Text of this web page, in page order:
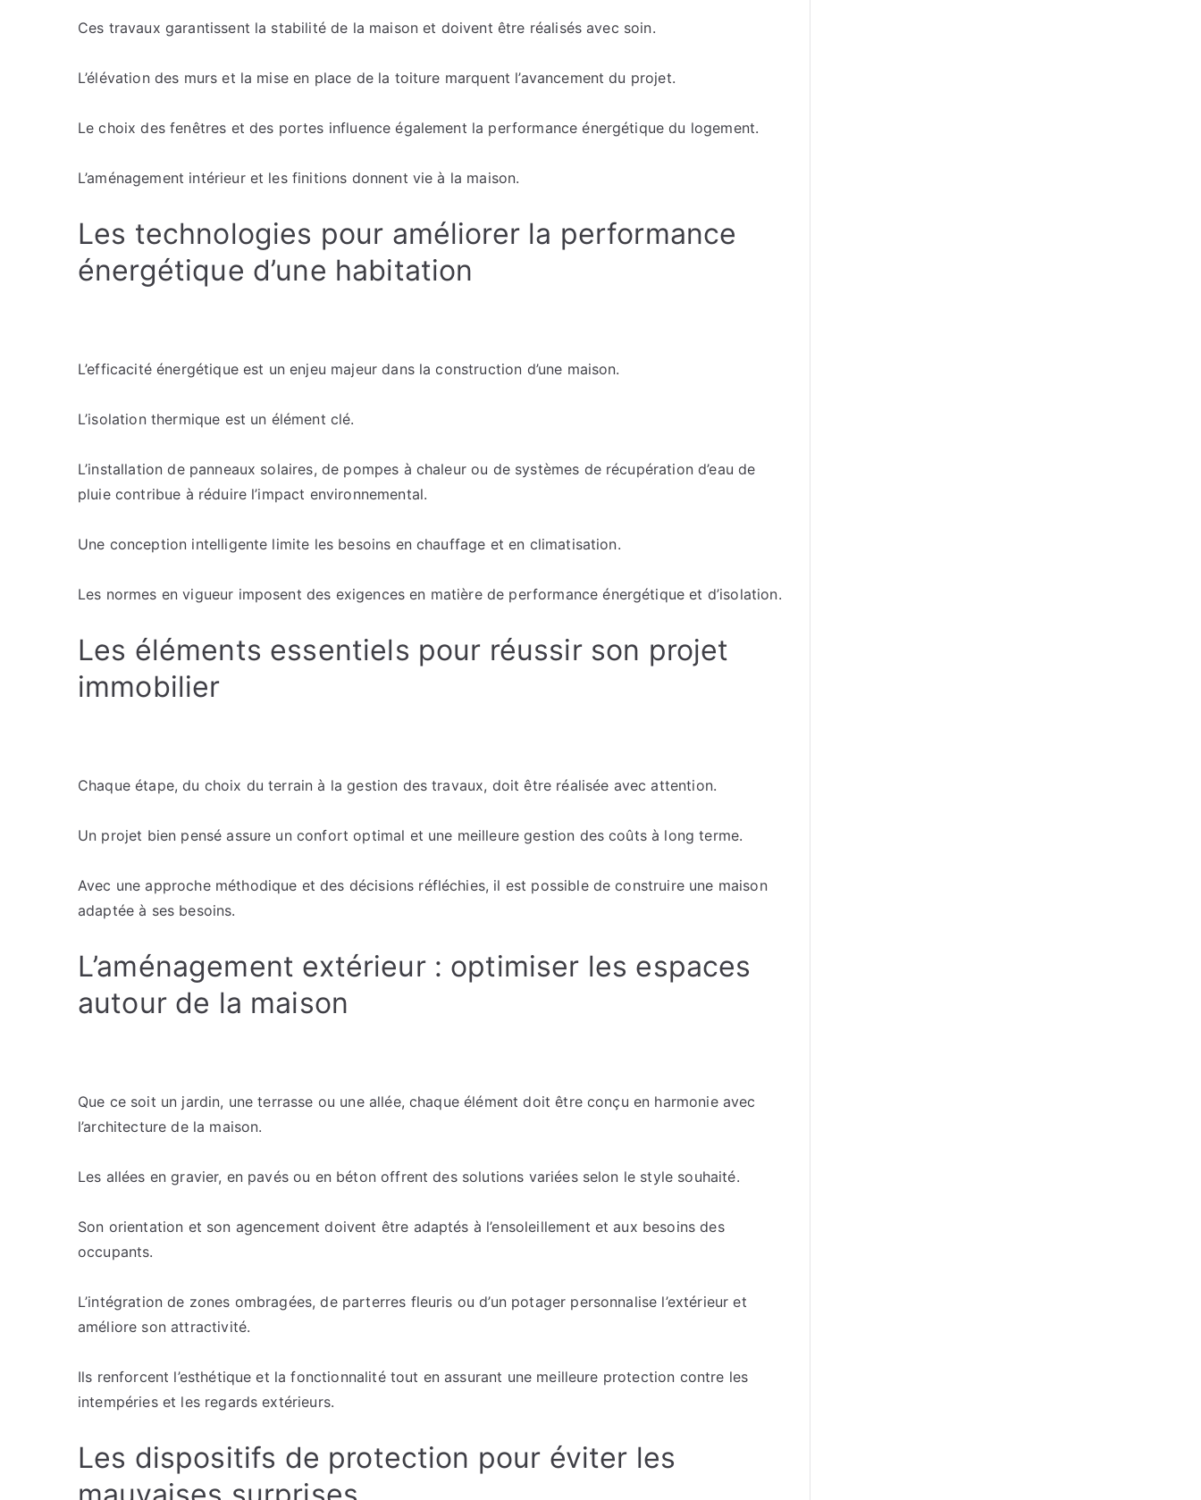
Ces travaux garantissent la stabilité de la maison et doivent être réalisés avec soin.
L’élévation des murs et la mise en place de la toiture marquent l’avancement du projet.
Le choix des fenêtres et des portes influence également la performance énergétique du logement.
L’aménagement intérieur et les finitions donnent vie à la maison.
Les technologies pour améliorer la performance
énergétique d’une habitation
L’efficacité énergétique est un enjeu majeur dans la construction d’une maison.
L’isolation thermique est un élément clé.
L’installation de panneaux solaires, de pompes à chaleur ou de systèmes de récupération d’eau de
pluie contribue à réduire l’impact environnemental.
Une conception intelligente limite les besoins en chauffage et en climatisation.
Les normes en vigueur imposent des exigences en matière de performance énergétique et d’isolation.
Les éléments essentiels pour réussir son projet
immobilier
Chaque étape, du choix du terrain à la gestion des travaux, doit être réalisée avec attention.
Un projet bien pensé assure un confort optimal et une meilleure gestion des coûts à long terme.
Avec une approche méthodique et des décisions réfléchies, il est possible de construire une maison
adaptée à ses besoins.
L’aménagement extérieur : optimiser les espaces
autour de la maison
Que ce soit un jardin, une terrasse ou une allée, chaque élément doit être conçu en harmonie avec
l’architecture de la maison.
Les allées en gravier, en pavés ou en béton offrent des solutions variées selon le style souhaité.
Son orientation et son agencement doivent être adaptés à l’ensoleillement et aux besoins des
occupants.
L’intégration de zones ombragées, de parterres fleuris ou d’un potager personnalise l’extérieur et
améliore son attractivité.
Ils renforcent l’esthétique et la fonctionnalité tout en assurant une meilleure protection contre les
intempéries et les regards extérieurs.
Les dispositifs de protection pour éviter les